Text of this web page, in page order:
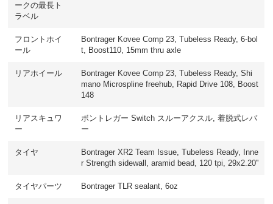
ークの最長ト
ラベル
フロントホイ
ール
Bontrager Kovee Comp 23, Tubeless Ready, 6-bol
t, Boost110, 15mm thru axle
リアホイール
Bontrager Kovee Comp 23, Tubeless Ready, Shi
mano Microspline freehub, Rapid Drive 108, Boost
148
リアスキュワ
ー
ボントレガー Switch スルーアクスル, 着脱式レバ
ー
タイヤ
Bontrager XR2 Team Issue, Tubeless Ready, Inne
r Strength sidewall, aramid bead, 120 tpi, 29x2.20''
タイヤパーツ Bontrager TLR sealant, 6oz